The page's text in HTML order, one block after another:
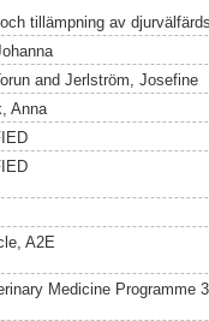
tillämpning av
and Jerlström, Josefine
Anna
A2E
Medicine Programme